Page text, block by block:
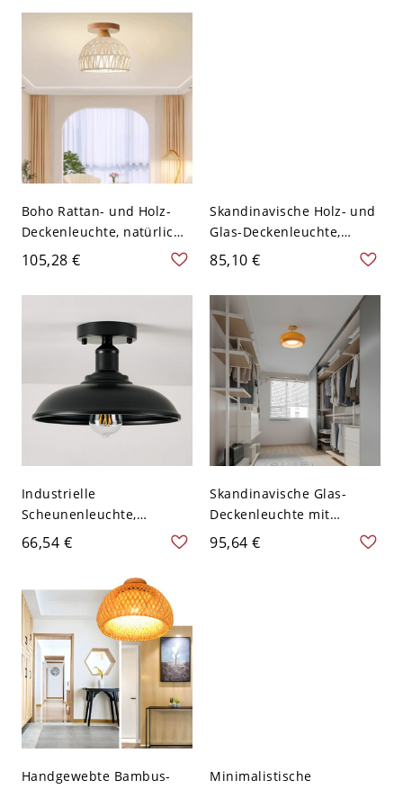
Decken - 110V-120V 20,32
Boho Rattan- und Holz-
Deckenleuchte, natürliche
geflochtene Rattanlampe
für Flure & Schlafzimmer -
110V-120V 17,78 cm
105,28 €
Skandinavische Holz- und
Glas-Deckenleuchte,
Weiß/Orange
Artglaslampe für Flure &
Schlafzimmer - 110V-120V
Weiß
85,10 €
Industrielle
Scheunenleuchte,
halbbündige
Deckenleuchte,
wetterfeste schwarze
Eisenlampe für Veranden
& Eingänge - Dampfdom
110V-120V
66,54 €
Skandinavische Glas-
Deckenleuchte mit
Holzsockel für Flur und
Schlafzimmer - Orange
95,64 €
Handgewebte Bambus-
Minimalistische